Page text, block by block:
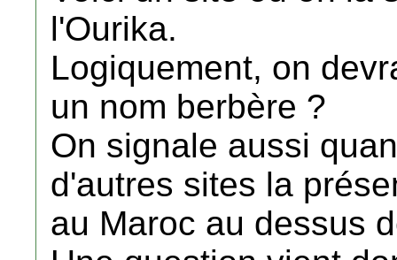
l'Ourika.
Logiquement, on
un nom berbère ?
On signale aussi
d'autres sites la
au Maroc au dessus